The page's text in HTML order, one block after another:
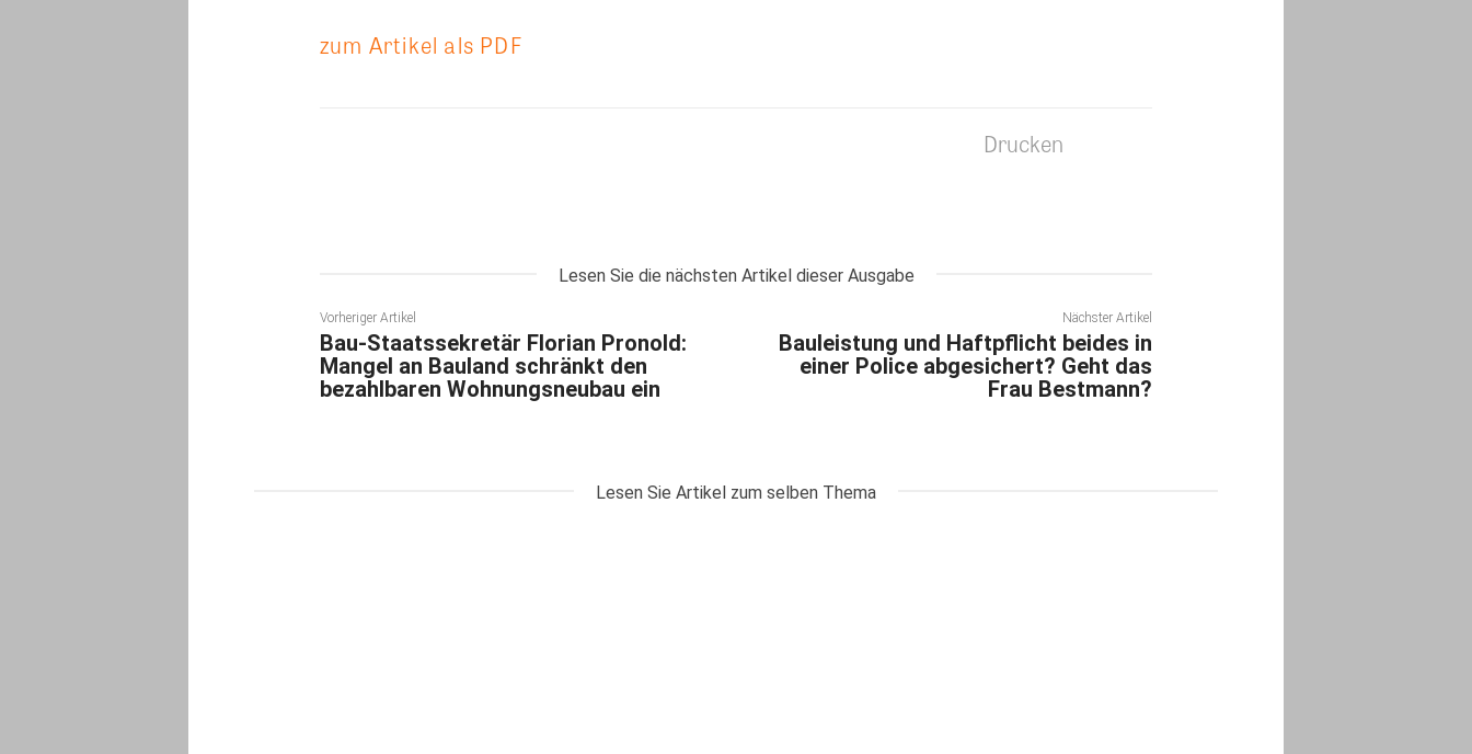
zum Artikel als PDF
Drucken
Lesen Sie die nächsten Artikel dieser Ausgabe
Vorheriger Artikel
Bau-Staatssekretär Florian Pronold:
Mangel an Bauland schränkt den
bezahlbaren Wohnungsneubau ein
Nächster Artikel
Bauleistung und Haftpflicht beides in
einer Police abgesichert? Geht das
Frau Bestmann?
Lesen Sie Artikel zum selben Thema